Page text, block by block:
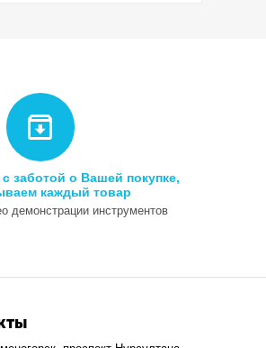
заботой о Вашей покупке,
каждый товар
демонстрации инструментов